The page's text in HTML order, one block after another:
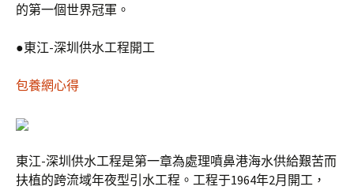
的第一個世界冠軍。
●東江-深圳供水工程開工
包養網心得
東江-深圳供水工程是第一章為處理噴鼻港海水供給艱苦而
扶植的跨流域年夜型引水工程。工程于1964年2月開工，